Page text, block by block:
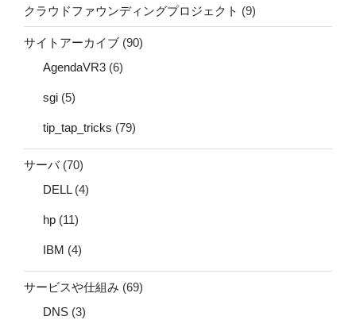
クラウドファウンディングプロジェクト (9)
サイトアーカイブ (90)
AgendaVR3 (6)
sgi (5)
tip_tap_tricks (79)
サーバ(70)
DELL(4)
hp (11)
IBM (4)
サービスや仕組み (69)
DNS (3)